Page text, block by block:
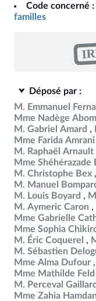
Code concerné :
familles
Déposé par :
M. Emmanuel
Mme Nadège
M. Gabriel Amard
Mme Farida Amrani
M. Raphaël Arnault
Mme
M. Christophe Bex
M. Manuel
M. Louis Boyard
M. Aymeric Caron
Mme Gabrielle
Mme Sophia
M. Éric Coquerel
M. Sébastien
Mme Alma Dufour
Mme Mathilde Feld
M. Perceval Gaillard
Mme Zahia